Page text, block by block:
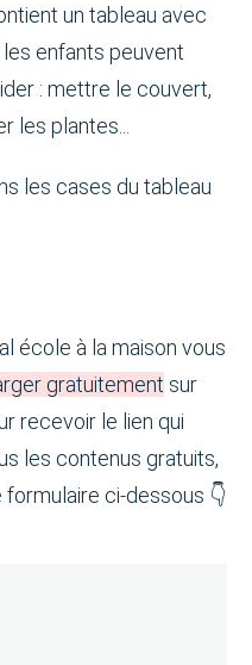
un tableau avec
enfants peuvent
: mettre le couvert,
les plantes...
les cases du tableau
école à la maison vous
gratuitement sur
recevoir le lien qui
les contenus gratuits,
ci-dessous 👇